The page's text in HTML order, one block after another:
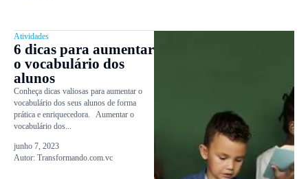
Atividades
6 dicas para aumentar
o vocabulário dos
alunos
Conheça dicas valiosas para aumentar o
vocabulário dos seus alunos de forma
prática e enriquecedora. Aumentar o
vocabulário dos...
junho 7, 2023
Autor: Transformando.com.vc